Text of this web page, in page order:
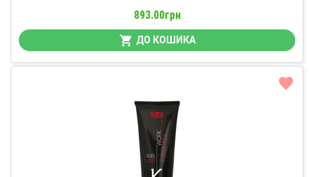
893.00грн
ДО КОШИКА